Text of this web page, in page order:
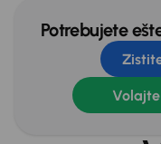
Potrebujete